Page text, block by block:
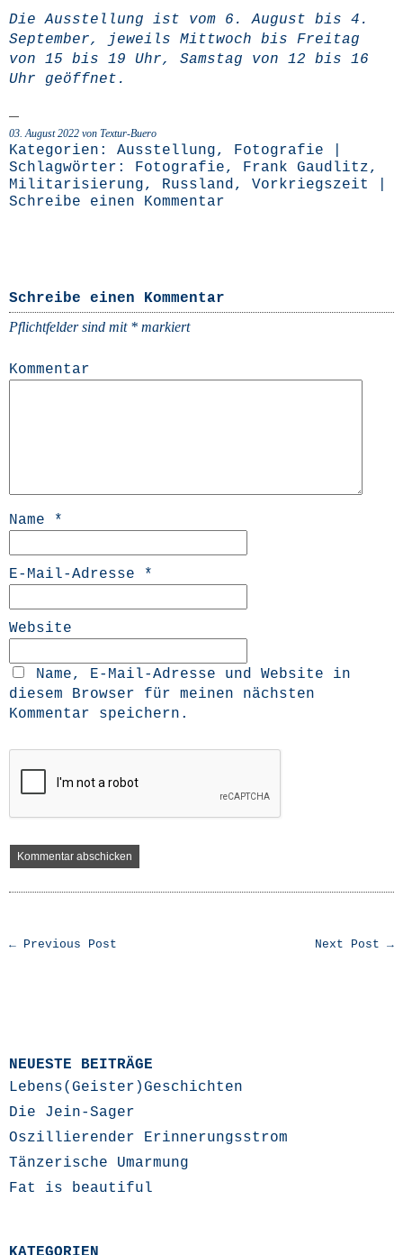
Die Aus­stel­lung ist vom 6. August bis 4.
Sep­tem­ber, jeweils Mitt­woch bis Frei­tag
von 15 bis 19 Uhr, Sams­tag von 12 bis 16
Uhr geöffnet.
03. August 2022 von Textur-Buero
Kategorien: Ausstellung, Fotografie
Schlagwörter: Fotografie, Frank Gaudlitz,
Militarisierung, Russland, Vorkriegszeit
Schreibe einen Kommentar
Schreibe einen Kommentar
Pflichtfelder sind mit * markiert
Kommentar
Name *
E-Mail-Adresse *
Website
Name, E-Mail-Adresse und Website in
diesem Browser für meinen nächsten
Kommentar speichern.
← Previous Post Next Post →
NEUESTE BEITRÄGE
Lebens(Geister)Geschichten
Die Jein-Sager
Oszillierender Erinnerungsstrom
Tänzerische Umarmung
Fat is beautiful